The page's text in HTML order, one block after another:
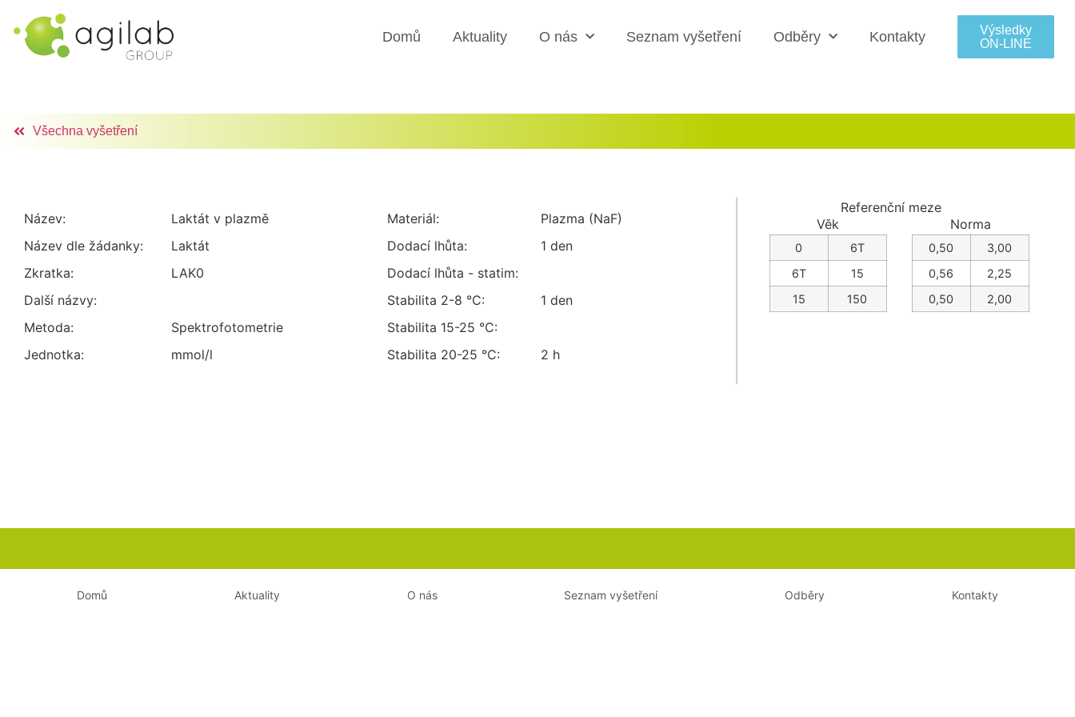
Domů Aktuality O nás Seznam vyšetření Odběry Kontakty
Výsledky
ON‑LINE
Všechna vyšetření
Název:
Laktát v plazmě
Název dle žádanky:
Laktát
Zkratka:
LAK0
Další názvy:
Metoda:
spektrofotometrie
Jednotka:
mmol/l
Materiál:
plazma (NaF)
Dodací lhůta:
1 den
Dodací lhůta - statim:
Stabilita 2-8 °C:
1 den
Stabilita 15-25 °C:
Stabilita 20-25 °C:
2 h
Referenční meze
Věk
0
6T
6T
15
15
150
Norma
0,50
3,00
0,56
2,25
0,50
2,00
Domů Aktuality O nás Seznam vyšetření Odběry Kontakty